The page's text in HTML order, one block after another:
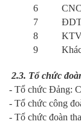
6
7
8
9
2.3. Tổ chức
- Tổ chức Đảng:
- Tổ chức công
- Tổ chức đoàn